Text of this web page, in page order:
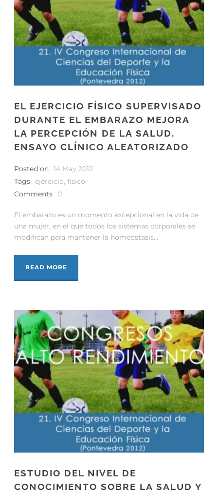
EL EJERCICIO FÍSICO SUPERVISADO
DURANTE EL EMBARAZO MEJORA
LA PERCEPCIÓN DE LA SALUD.
ENSAYO CLÍNICO ALEATORIZADO
Posted on 14 May 2012
Tags ejercicio, físico
Comments
0
El embarazo es un momento excepcional en la vida de
una mujer, en el que todos los sistemas corporales se
modifican para mantener la homeostasis...
READ MORE
ESTUDIO DEL NIVEL DE
CONOCIMIENTO SOBRE LA SALUD Y